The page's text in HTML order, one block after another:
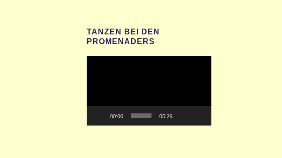
TANZEN BEI DEN
PROMENADERS
00:00 05:26